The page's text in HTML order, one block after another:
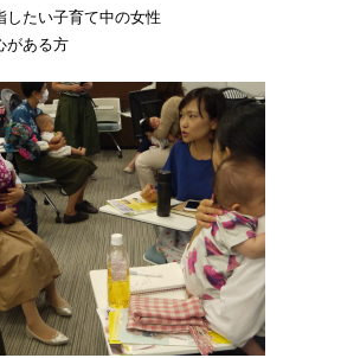
したい子育て中の女性
がある方